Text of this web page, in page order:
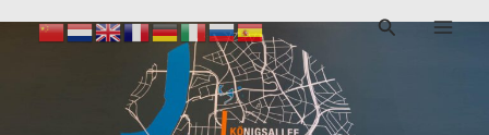
Inhalt
Suchen
16. Januar 2025